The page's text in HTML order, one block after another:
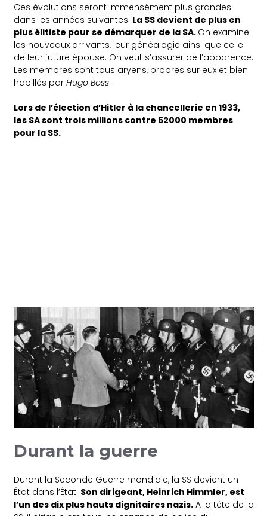
Ces évolutions seront immensément plus grandes
dans les années suivantes. La SS devient de plus en
plus élitiste pour se démarquer de la SA. On examine
les nouveaux arrivants, leur généalogie ainsi que celle
de leur future épouse. On veut s’assurer de l’apparence.
Les membres sont tous aryens, propres sur eux et bien
habillés parHugo Boss.
Lors de l’élection d’Hitler à la chancellerie en 1933,
les SA sont trois millions contre 52000 membres
pour la SS.
Durant la guerre
Durant la Seconde Guerre mondiale, la SS devient un
État dans l’État. Son dirigeant, Heinrich Himmler, est
l’un des dix plus hauts dignitaires nazis. A la tête de la